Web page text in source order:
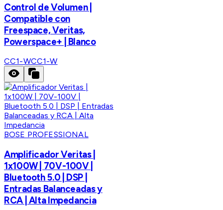
Control de Volumen |
Compatible con
Freespace, Veritas,
Powerspace+ | Blanco
CC1-WCC1-W
BOSE PROFESSIONAL
Amplificador Veritas |
1x100W | 70V-100V |
Bluetooth 5.0 | DSP |
Entradas Balanceadas y
RCA | Alta Impedancia